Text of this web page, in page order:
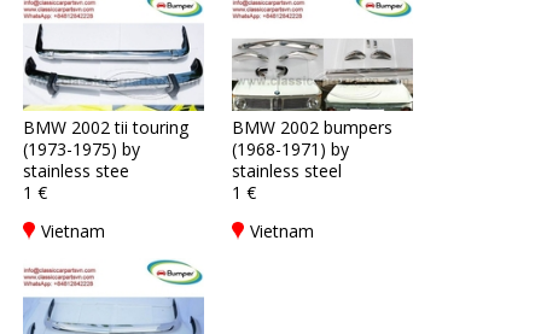
BMW 2002 tii touring
(1973-1975) by
stainless stee
1 €
Vietnam
BMW 2002 bumpers
(1968-1971) by
stainless steel
1 €
Vietnam